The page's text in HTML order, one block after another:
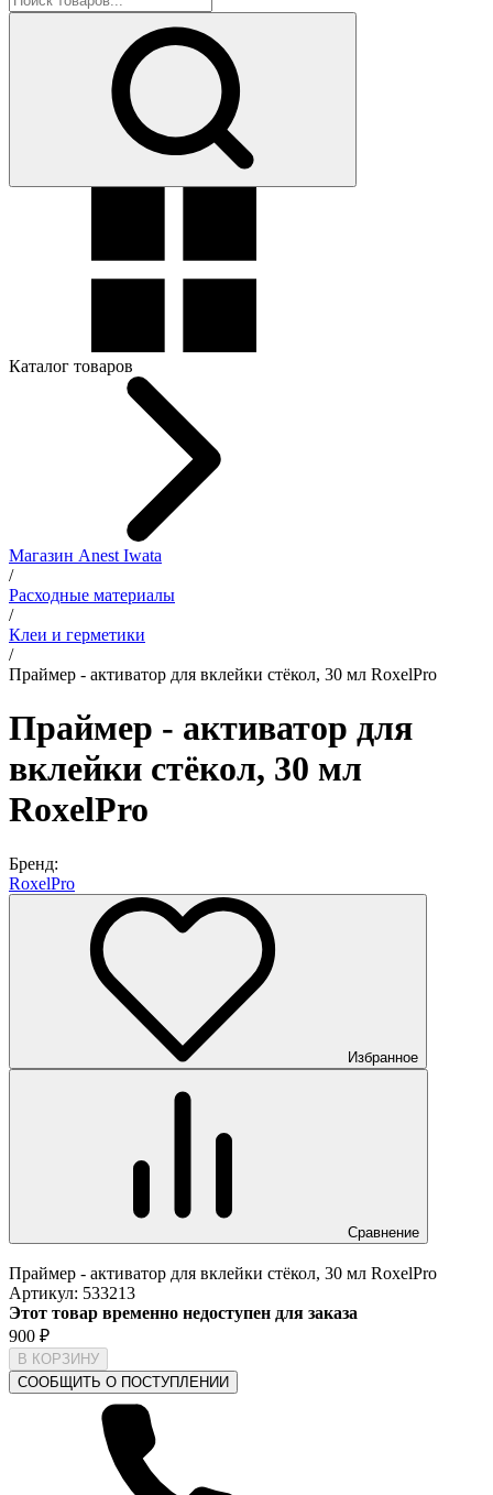
Каталог товаров
Магазин Anest Iwata
/
Расходные материалы
/
Клеи и герметики
/
Праймер - активатор для вклейки стёкол, 30 мл RoxelPro
Праймер - активатор для
вклейки стёкол, 30 мл
RoxelPro
Бренд:
RoxelPro
Избранное
Сравнение
Праймер - активатор для вклейки стёкол, 30 мл RoxelPro
Артикул: 533213
Этот товар временно недоступен для заказа
900 ₽
В КОРЗИНУ
СООБЩИТЬ О ПОСТУПЛЕНИИ